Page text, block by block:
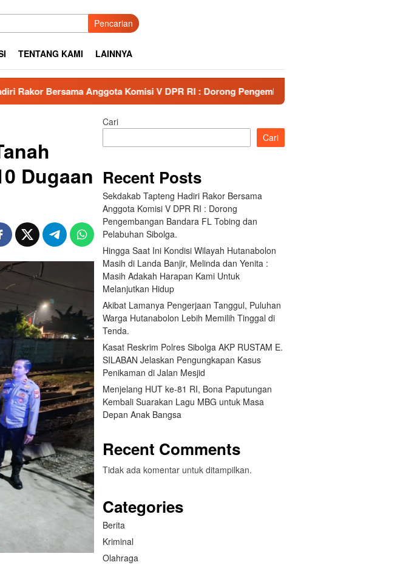
Pencarian
TENTANG KAMI LAINNYA
Anggota Komisi V DPR RI : Dorong Pengembangan Bandara FL Tobing dan Pelabuhan
Dugaan
Cari
Cari
Recent Posts
Sekdakab Tapteng Hadiri Rakor Bersama
Anggota Komisi V DPR RI : Dorong
Pengembangan Bandara FL Tobing dan
Pelabuhan Sibolga.
Hingga Saat Ini Kondisi Wilayah Hutanabolon
Masih di Landa Banjir, Melinda dan Yenita :
Masih Adakah Harapan Kami Untuk
Melanjutkan Hidup
Akibat Lamanya Pengerjaan Tanggul, Puluhan
Warga Hutanabolon Lebih Memilih Tinggal di
Tenda.
Kasat Reskrim Polres Sibolga AKP RUSTAM E.
SILABAN Jelaskan Pengungkapan Kasus
Penikaman di Jalan Mesjid
Menjelang HUT ke-81 RI, Bona Paputungan
Kembali Suarakan Lagu MBG untuk Masa
Depan Anak Bangsa
Recent Comments
Tidak ada komentar untuk ditampilkan.
Categories
Berita
Kriminal
Olahraga